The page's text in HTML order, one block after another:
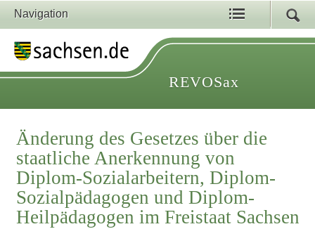
Navigation
REVOSax
Änderung des Gesetzes über die
staatliche Anerkennung von
Diplom-Sozialarbeitern, Diplom-
Sozialpädagogen und Diplom-
Heilpädagogen im Freistaat Sachsen